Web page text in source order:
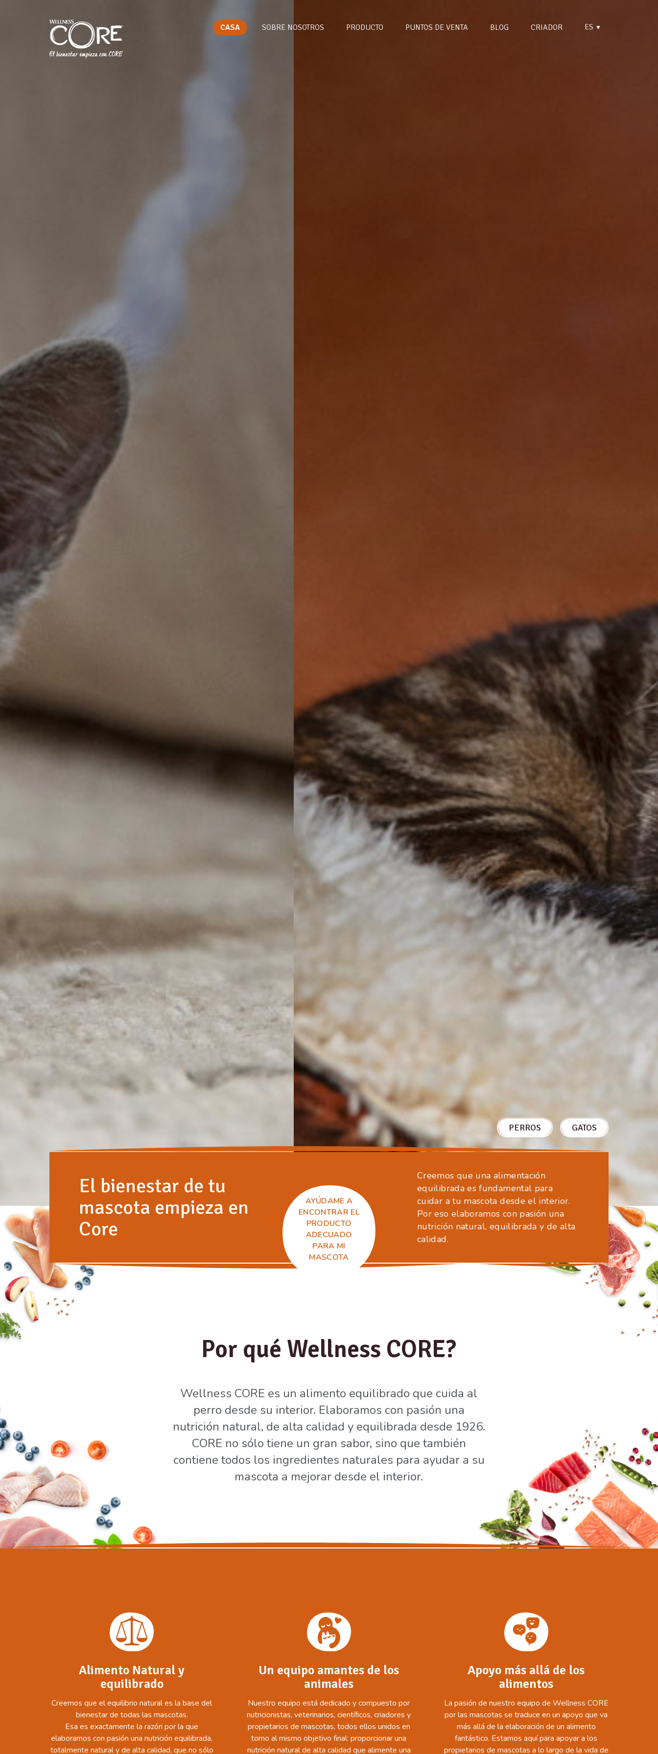
CASA SOBRE NOSOTROS PRODUCTO PUNTOS DE VENTA BLOG CRIADOR ES ▼
PERROS GATOS
El bienestar de tu
mascota empieza en
Core
AYÚDAME A
ENCONTRAR EL
PRODUCTO
ADECUADO
PARA MI
MASCOTA
Creemos que una alimentación
equilibrada es fundamental para
cuidar a tu mascota desde el interior.
Por eso elaboramos con pasión una
nutrición natural, equilibrada y de alta
calidad.
Por qué Wellness CORE?
Wellness CORE es un alimento equilibrado que cuida al
perro desde su interior. Elaboramos con pasión una
nutrición natural, de alta calidad y equilibrada desde 1926.
CORE no sólo tiene un gran sabor, sino que también
contiene todos los ingredientes naturales para ayudar a su
mascota a mejorar desde el interior.
Alimento Natural y
equilibrado
Creemos que el equilibrio natural es la base del
bienestar de todas las mascotas.
Esa es exactamente la razón por la que
elaboramos con pasión una nutrición equilibrada,
totalmente natural y de alta calidad, que no sólo
Un equipo amantes de los
animales
Nuestro equipo está dedicado y compuesto por
nutricionistas, veterinarios, científicos, criadores y
propietarios de mascotas, todos ellos unidos en
torno al mismo objetivo final: proporcionar una
nutrición natural de alta calidad que alimente una
Apoyo más allá de los
alimentos
La pasión de nuestro equipo de Wellness CORE
por las mascotas se traduce en un apoyo que va
más allá de la elaboración de un alimento
fantástico. Estamos aquí para apoyar a los
propietarios de mascotas a lo largo de la vida de